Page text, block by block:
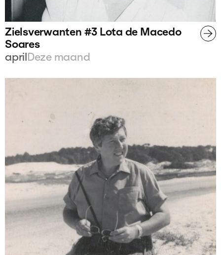
Zielsverwanten #3 Lota de Macedo
Soares
aprilDeze maand